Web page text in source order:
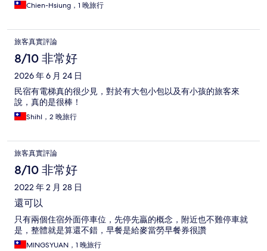
Chien-Hsiung，1 晚旅行
旅客真實評論
8/10 非常好
2026 年 6 月 24 日
民宿有電梯真的很少見，對於有大包小包以及有小孩的旅客來
說，真的是很棒！
ShihI，2 晚旅行
旅客真實評論
8/10 非常好
2022 年 2 月 28 日
還可以
只有兩個住宿外面停車位，先停先贏的概念，附近也不難停車就
是，整體就是算還不錯，早餐是給麥當勞早餐券很讚
MINGSYUAN，1 晚旅行